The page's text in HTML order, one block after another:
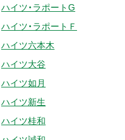
ハイツ・ラポートG
ハイツ・ラポートＦ
ハイツ六本木
ハイツ大谷
ハイツ如月
ハイツ新生
ハイツ桂和